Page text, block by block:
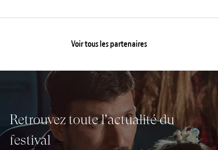
Voir tous les partenaires
Retrouvez toute l'actualité du
festival